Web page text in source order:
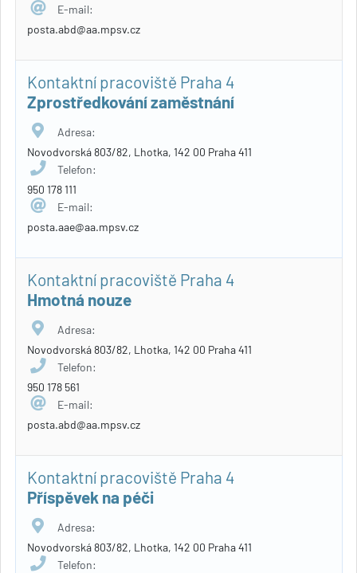
E-mail:
posta.abd@aa.mpsv.cz
Kontaktní pracoviště Praha 4
Zprostředkování zaměstnání
Adresa:
Novodvorská 803/82, Lhotka, 142 00 Praha 411
Telefon:
950 178 111
E-mail:
posta.aae@aa.mpsv.cz
Kontaktní pracoviště Praha 4
Hmotná nouze
Adresa:
Novodvorská 803/82, Lhotka, 142 00 Praha 411
Telefon:
950 178 561
E-mail:
posta.abd@aa.mpsv.cz
Kontaktní pracoviště Praha 4
Příspěvek na péči
Adresa:
Novodvorská 803/82, Lhotka, 142 00 Praha 411
Telefon: